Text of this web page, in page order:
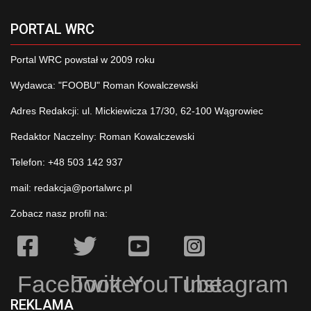
PORTAL WRC
Portal WRC powstał w 2009 roku
Wydawca: "FOOBU" Roman Kowalczewski
Adres Redakcji: ul. Mickiewicza 17/30, 62-100 Wągrowiec
Redaktor Naczelny: Roman Kowalczewski
Telefon: +48 503 142 937
mail: redakcja@portalwrc.pl
Zobacz nasz profil na:
Facebook
TwitterYouTubeInstagram
REKLAMA